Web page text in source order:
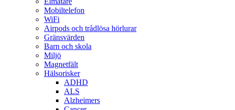
Mobiltelefon
WiFi
Airpods och trådlösa hörlurar
Gränsvärden
Barn och skola
Miljö
Magnetfält
Hälsorisker
ADHD
ALS
Alzheimers